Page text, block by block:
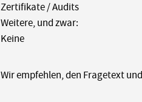
Zertifikate / Audits
Weitere, und zwar:
Keine
Wir empfehlen, den Fragetext